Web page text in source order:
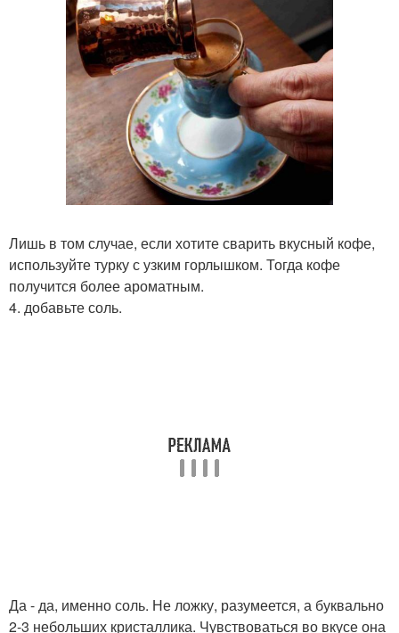
Лишь в том случае, если хотите сварить вкусный кофе,
используйте турку с узким горлышком. Тогда кофе
получится более ароматным.
4. добавьте соль.
Да - да, именно соль. Не ложку, разумеется, а буквально
2-3 небольших кристаллика. Чувствоваться во вкусе она